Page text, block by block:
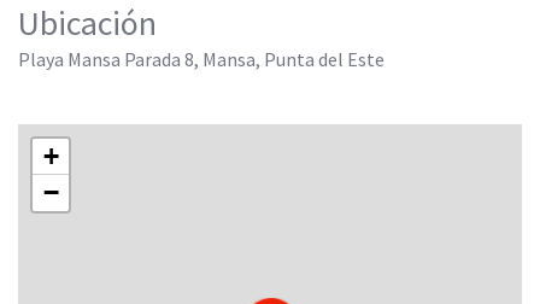
Ubicación
Playa Mansa Parada 8, Mansa, Punta del Este
+
−